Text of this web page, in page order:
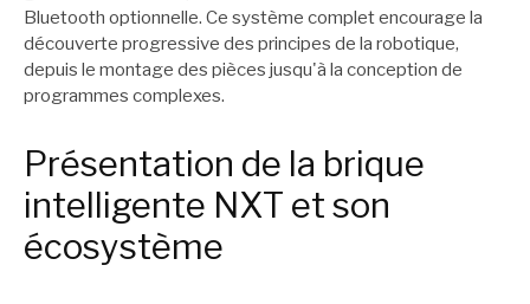
Bluetooth optionnelle. Ce système complet encourage la
découverte progressive des principes de la robotique,
depuis le montage des pièces jusqu'à la conception de
programmes complexes.
Présentation de la brique
intelligente NXT et son
écosystème